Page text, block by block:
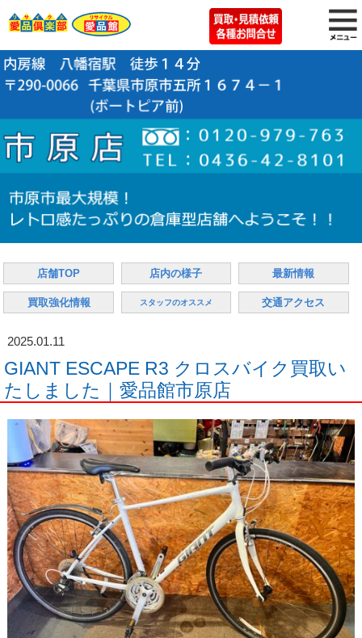
店舗TOP 店内の様子 最新情報
買取強化情報 スタッフのオススメ 交通アクセス
2025.01.11
GIANT ESCAPE R3 クロスバイク買取い
たしました｜愛品館市原店